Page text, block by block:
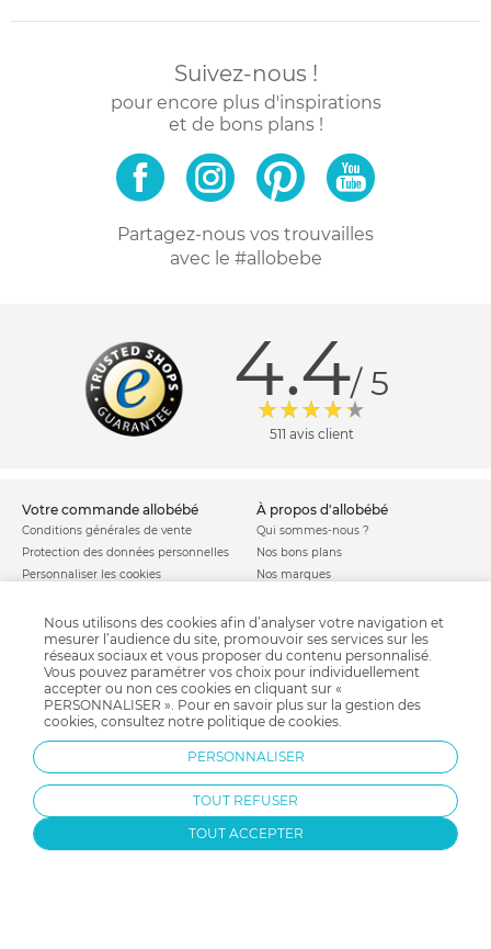
Suivez-nous !
pour encore plus d'inspirations
et de bons plans !
Partagez-nous vos trouvailles
avec le #allobebe
4.4/ 5
511 avis client
votre commande allobébé
Conditions générales de vente
Protection des données personnelles
Personnaliser les cookies
Modes de livraison
Moyens de paiement
Garantie stock & produit
Satisfait ou remboursé
à propos d'allobébé
Qui sommes-nous ?
Nos bons plans
Nos marques
Comment se protéger du phishing ?
Soldes allobébé
allobébé vous recommande
Nos labels
Nos licences
Besoin d'aide ?
FAQ
les plus d'allobébé
Infos conseils
Jeux concours
Valise de maternité
Paiement sécurisé
Nous utilisons des cookies afin d’analyser votre navigation et
mesurer l’audience du site, promouvoir ses services sur les
réseaux sociaux et vous proposer du contenu personnalisé.
Vous pouvez paramétrer vos choix pour individuellement
accepter ou non ces cookies en cliquant sur «
PERSONNALISER ». Pour en savoir plus sur la gestion des
cookies, consultez notre politique de cookies.
PERSONNALISER
TOUT REFUSER
TOUT ACCEPTER